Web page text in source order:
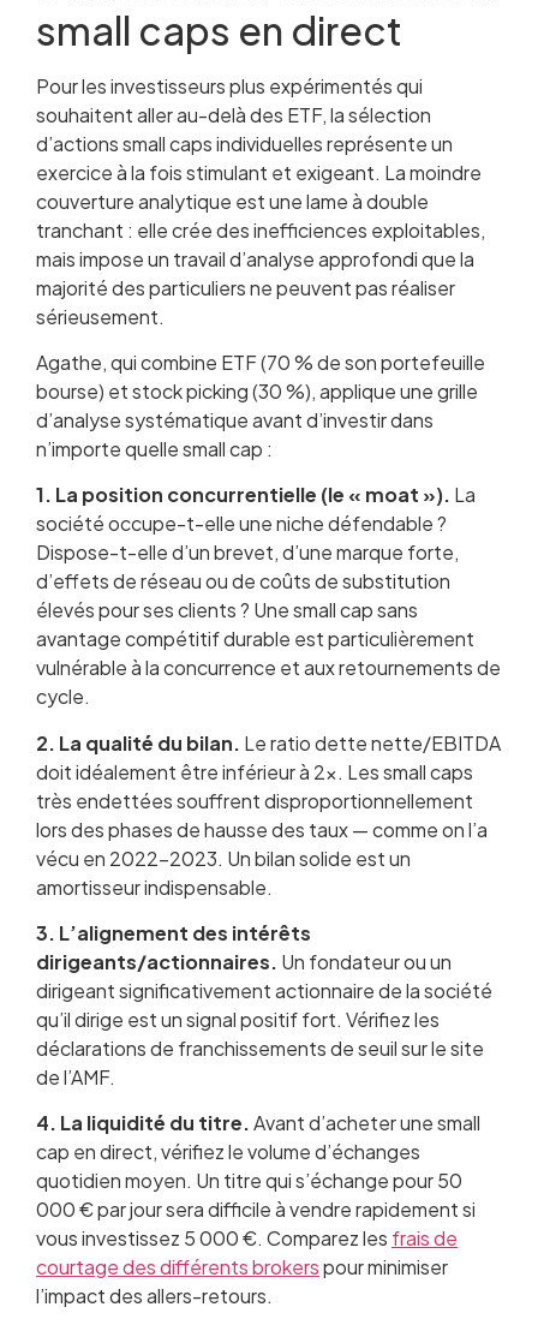
small caps en direct
Pour les investisseurs plus expérimentés qui
souhaitent aller au-delà des ETF, la sélection
d’actions small caps individuelles représente un
exercice à la fois stimulant et exigeant. La moindre
couverture analytique est une lame à double
tranchant : elle crée des inefficiences exploitables,
mais impose un travail d’analyse approfondi que la
majorité des particuliers ne peuvent pas réaliser
sérieusement.
Agathe, qui combine ETF (70 % de son portefeuille
bourse) et stock picking (30 %), applique une grille
d’analyse systématique avant d’investir dans
n’importe quelle small cap :
1. La position concurrentielle (le « moat »). La
société occupe-t-elle une niche défendable ?
Dispose-t-elle d’un brevet, d’une marque forte,
d’effets de réseau ou de coûts de substitution
élevés pour ses clients ? Une small cap sans
avantage compétitif durable est particulièrement
vulnérable à la concurrence et aux retournements de
cycle.
2. La qualité du bilan. Le ratio dette nette/EBITDA
doit idéalement être inférieur à 2x. Les small caps
très endettées souffrent disproportionnellement
lors des phases de hausse des taux — comme on l’a
vécu en 2022-2023. Un bilan solide est un
amortisseur indispensable.
3. L’alignement des intérêts
dirigeants/actionnaires. Un fondateur ou un
dirigeant significativement actionnaire de la société
qu’il dirige est un signal positif fort. Vérifiez les
déclarations de franchissements de seuil sur le site
de l’AMF.
4. La liquidité du titre.Avant d’acheter une small
cap en direct, vérifiez le volume d’échanges
quotidien moyen. Un titre qui s’échange pour 50
000 € par jour sera difficile à vendre rapidement si
vous investissez 5 000 €. Comparez les frais de
courtage des différents brokerspour minimiser
l’impact des allers-retours.